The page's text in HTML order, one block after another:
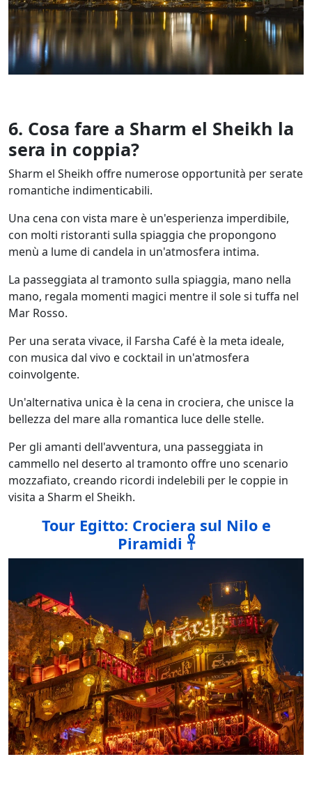
6. Cosa fare a Sharm el Sheikh la
sera in coppia?
Sharm el Sheikh offre numerose opportunità per serate
romantiche indimenticabili.
Una cena con vista mare è un'esperienza imperdibile,
con molti ristoranti sulla spiaggia che propongono
menù a lume di candela in un'atmosfera intima.
La passeggiata al tramonto sulla spiaggia, mano nella
mano, regala momenti magici mentre il sole si tuffa nel
Mar Rosso.
Per una serata vivace, il Farsha Café è la meta ideale,
con musica dal vivo e cocktail in un'atmosfera
coinvolgente.
Un'alternativa unica è la cena in crociera, che unisce la
bellezza del mare alla romantica luce delle stelle.
Per gli amanti dell'avventura, una passeggiata in
cammello nel deserto al tramonto offre uno scenario
mozzafiato, creando ricordi indelebili per le coppie in
visita a Sharm el Sheikh.
Tour Egitto: Crociera sul Nilo e
Piramidi 𓋹